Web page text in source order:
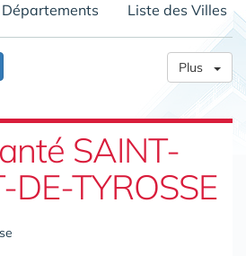
Liste des Villes
Plus
SAINT-
DE-TYROSSE